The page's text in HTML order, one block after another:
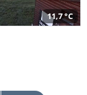
11,7 °C